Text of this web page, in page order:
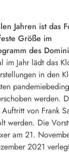
Jahren ist das
Größe im
des
im Jahr lädt das
in den
werden.
von Frank
werden. Die
am 21.
2021